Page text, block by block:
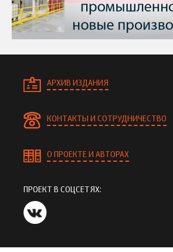
АРХИВ ИЗДАНИЯ
КОНТАКТЫ И СОТРУДНИЧЕСТВО
О ПРОЕКТЕ И АВТОРАХ
ПРОЕКТ В СОЦСЕТЯХ: